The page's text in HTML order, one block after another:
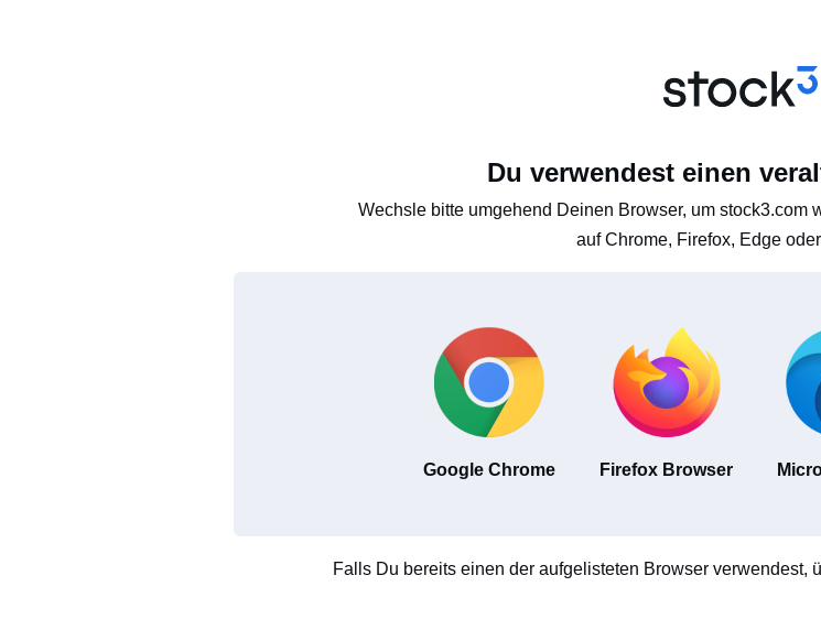
Du verwendest einen
Wechsle bitte umgehend Deinen Browser, um stock3.com
auf Chrome, Firefox, Edge
Google Chrome Firefox Browser
Falls Du bereits einen der aufgelisteten Browser verwendest,